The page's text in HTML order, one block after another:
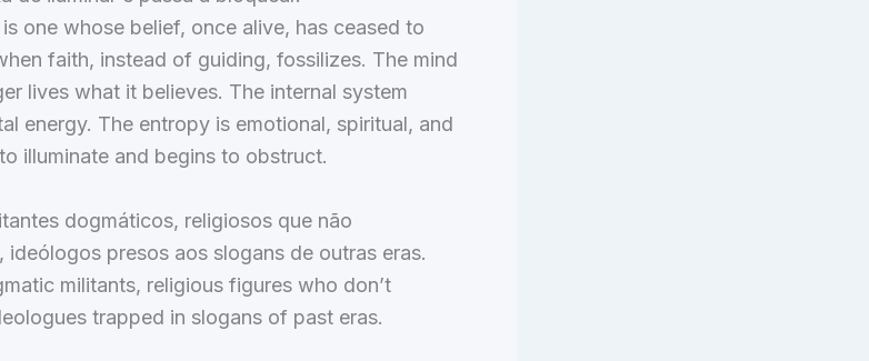
one whose belief, once alive, has ceased to
faith, instead of guiding, fossilizes. The mind
lives what it believes. The internal system
energy. The entropy is emotional, spiritual, and
illuminate and begins to obstruct.
dogmáticos, religiosos que não
ideólogos presos aos slogans de outras eras.
militants, religious figures who don’t
trapped in slogans of past eras.